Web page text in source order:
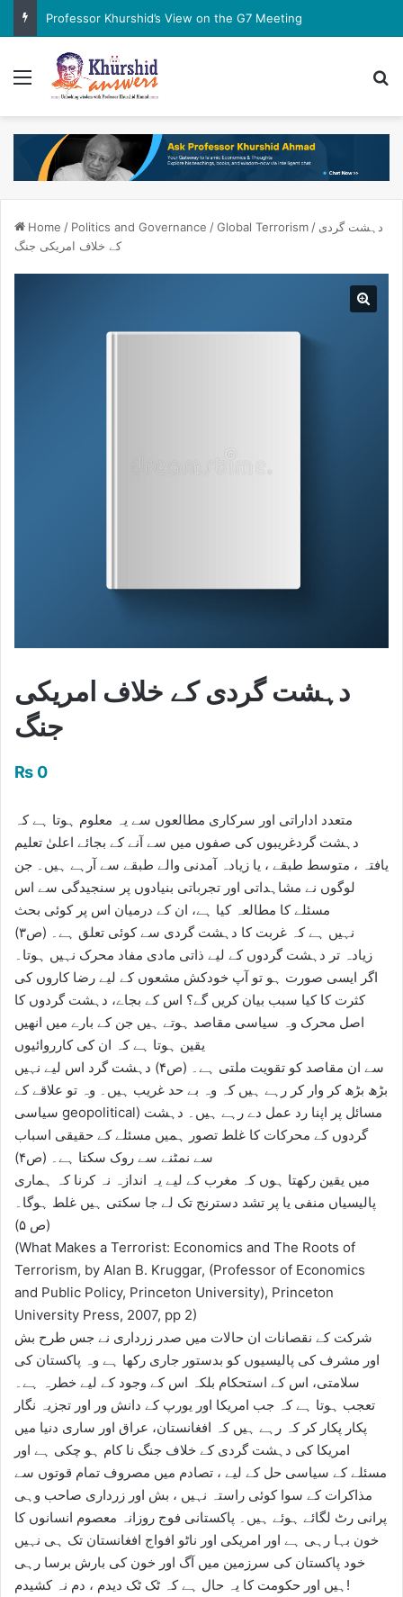
Professor Khurshid’s View on the G7 Meeting
Menu
Home / Politics and Governance /Global Terrorism / دہشت گردی
کے خلاف امریکی جنگ
دہشت گردی کے خلاف امریکی
جنگ
₨ 0
متعدد اداراتی اور سرکاری مطالعوں سے یہ معلوم ہوتا ہے کہ
دہشت گردغریبوں کی صفوں میں سے آنے کے بجائے اعلیٰ تعلیم
یافتہ ، متوسط طبقے ، یا زیادہ آمدنی والے طبقے سے آرہے ہیں۔ جن
لوگوں نے مشاہداتی اور تجرباتی بنیادوں پر سنجیدگی سے اس
مسئلے کا مطالعہ کیا ہے، ان کے درمیان اس پر کوئی بحث
نہیں ہے کہ غربت کا دہشت گردی سے کوئی تعلق ہے۔ (ص۳)
زیادہ تر دہشت گردوں کے لیے ذاتی مادی مفاد محرک نہیں ہوتا۔
اگر ایسی صورت ہو تو آپ خودکش مشعوں کے لیے رضا کاروں کی
کثرت کا کیا سبب بیان کریں گے؟ اس کے بجاے، دہشت گردوں کا
اصل محرک وہ سیاسی مقاصد ہوتے ہیں جن کے بارے میں انھیں
یقین ہوتا ہے کہ ان کی کارروائیوں
سے ان مقاصد کو تقویت ملتی ہے۔ (ص۴) دہشت گرد اس لیے نہیں
بڑھ بڑھ کر وار کر رہے ہیں کہ وہ بے حد غریب ہیں۔ وہ تو علاقے کے
سیاسی geopolitical) مسائل پر اپنا رد عمل دے رہے ہیں۔ دہشت
گردوں کے محرکات کا غلط تصور ہمیں مسئلے کے حقیقی اسباب
سے نمٹنے سے روک سکتا ہے۔ (ص۴)
میں یقین رکھتا ہوں کہ مغرب کے لیے یہ اندازہ نہ کرنا کہ ہماری
پالیسیاں منفی یا پر تشد دسترنج تک لے جا سکتی ہیں غلط ہوگا۔
(ص ۵)
(What Makes a Terrorist: Economics and The Roots of
Terrorism, by Alan B. Kruggar, (Professor of Economics
and Public Policy, Princeton University), Princeton
University Press, 2007, pp 2)
شرکت کے نقصانات ان حالات میں صدر زرداری نے جس طرح بش
اور مشرف کی پالیسیوں کو بدستور جاری رکھا ہے وہ پاکستان کی
سلامتی، اس کے استحکام بلکہ اس کے وجود کے لیے خطرہ ہے۔
تعجب ہوتا ہے کہ جب امریکا اور یورپ کے دانش ور اور تجزیہ نگار
پکار پکار کر کہ رہے ہیں کہ افغانستان، عراق اور ساری دنیا میں
امریکا کی دہشت گردی کے خلاف جنگ نا کام ہو چکی ہے اور
مسئلے کے سیاسی حل کے لیے ، تصادم میں مصروف تمام قوتوں سے
مذاکرات کے سوا کوئی راستہ نہیں ، بش اور زرداری صاحب وہی
پرانی رٹ لگائے ہوئے ہیں۔ پاکستانی فوج روزانہ معصوم انسانوں کا
خون بہا رہی ہے اور امریکی اور ناٹو افواج افغانستان تک ہی نہیں
خود پاکستان کی سرزمین میں آگ اور خون کی بارش برسا رہی
ہیں اور حکومت کا یہ حال ہے کہ ٹک ٹک دیدم ، دم نہ کشیدم!